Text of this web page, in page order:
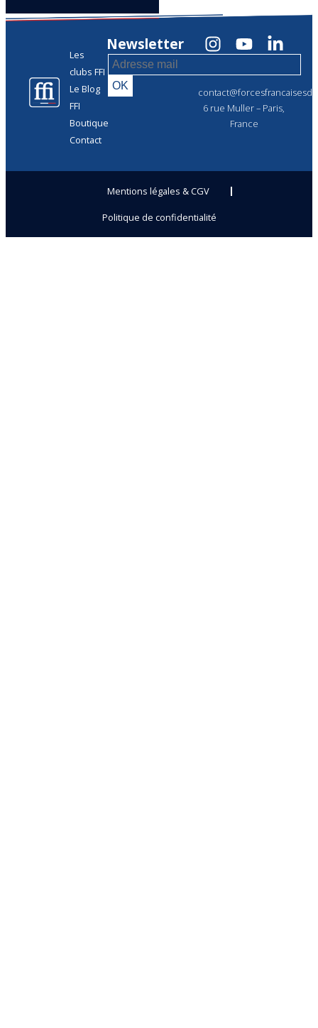
Les
clubs FFI
Le Blog
FFI
Boutique
Contact
6 rue Muller – Paris,
France
Newsletter
Mentions légales & CGV
Politique de confidentialité